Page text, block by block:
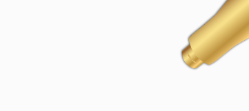
Stufe 2: 10.000 U/min
13.000 U/min Stufe 4: 16.000
U/min Stufe 5: 19.000 U/min
Stufe 6: 21.000 U/min
Wirkung aus
In